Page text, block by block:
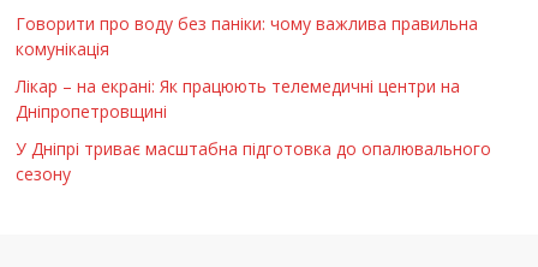
Говорити про воду без паніки: чому важлива правильна
комунікація
Лікар – на екрані: Як працюють телемедичні центри на
Дніпропетровщині
У Дніпрі триває масштабна підготовка до опалювального
сезону